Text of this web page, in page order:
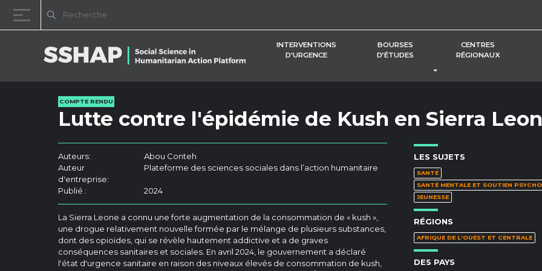
INTERVENTIONS
D'URGENCE
BOURSES
D’ÉTUDES
CENTRES
RÉGIONAUX
BASCULER LE MENU
COMPTE RENDU
Lutte contre l'épidémie de Kush en Sierra
Auteurs:
Abou Conteh
Auteur
d'entreprise:
Plateforme des sciences sociales dans l’action humanitaire
Publié : 2024
La Sierra Leone a connu une forte augmentation de la consommation de « kush »,
une drogue relativement nouvelle formée par le mélange de plusieurs substances,
dont des opioïdes, qui se révèle hautement addictive et a de graves
conséquences sanitaires et sociales. En avril 2024, le gouvernement a déclaré
l'état d'urgence sanitaire en raison des niveaux élevés de consommation de kush,
LES SUJETS
SANTÉ
SANTÉ MENTALE ET SOUTIEN
JEUNESSE
RÉGIONS
AFRIQUE DE L'OUEST ET CENTRALE
DES PAYS